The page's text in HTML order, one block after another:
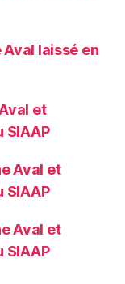
Aval laissé en
et
Aval et
Aval et